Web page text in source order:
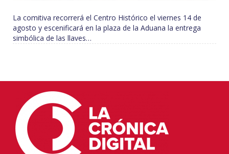
La comitiva recorrerá el Centro Histórico el viernes 14 de
agosto y escenificará en la plaza de la Aduana la entrega
simbólica de las llaves…